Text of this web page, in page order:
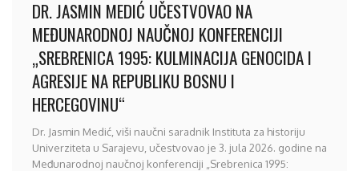
DR. JASMIN MEDIĆ UČESTVOVAO NA
MEĐUNARODNOJ NAUČNOJ KONFERENCIJI
„SREBRENICA 1995: KULMINACIJA GENOCIDA I
AGRESIJE NA REPUBLIKU BOSNU I
HERCEGOVINU“
Dr. Jasmin Medić, viši naučni saradnik Instituta za historiju
Univerziteta u Sarajevu, učestvovao je 3. jula 2026. godine na
Međunarodnoj naučnoj konferenciji „Srebrenica 1995: